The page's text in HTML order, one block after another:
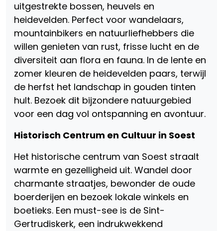
uitgestrekte bossen, heuvels en
heidevelden. Perfect voor wandelaars,
mountainbikers en natuurliefhebbers die
willen genieten van rust, frisse lucht en de
diversiteit aan flora en fauna. In de lente en
zomer kleuren de heidevelden paars, terwijl
de herfst het landschap in gouden tinten
hult. Bezoek dit bijzondere natuurgebied
voor een dag vol ontspanning en avontuur.
Historisch Centrum en Cultuur in Soest
Het historische centrum van Soest straalt
warmte en gezelligheid uit. Wandel door
charmante straatjes, bewonder de oude
boerderijen en bezoek lokale winkels en
boetieks. Een must-see is de Sint-
Gertrudiskerk, een indrukwekkend